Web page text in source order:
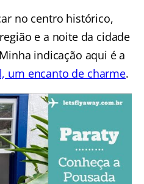
no centro histórico,
e a noite da cidade
indicação aqui é a
um encanto de charme.